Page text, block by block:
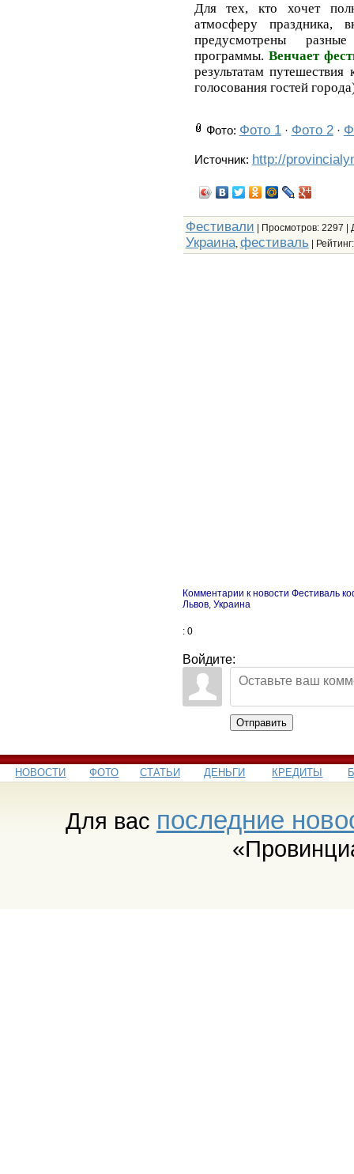
Для тех, кто хочет
атмосферу
предусмотрены
программы.Венчает
результатам
голосования гостей
Фото: Фото 1· Фото 2·
Источник: http://
Фестивали | Просмотров: 2297 |
Украина, фестиваль | Рейтинг
Комментарии к новости Фестиваль
Львов, Украина
: 0
Войдите:
Отправить
НОВОСТИ ФОТО СТАТЬИ ДЕНЬГИ КРЕДИТЫ
Для вас последние